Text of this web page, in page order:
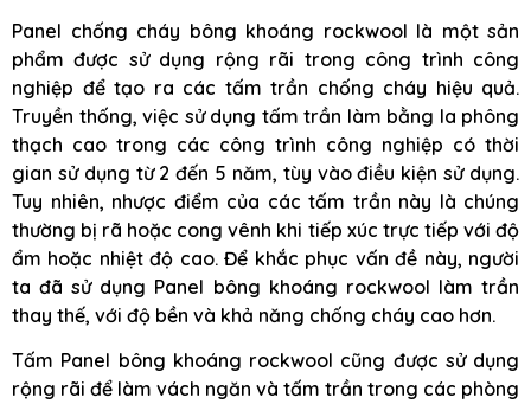
Panel chống cháy bông khoáng rockwool là một sản
phẩm được sử dụng rộng rãi trong công trình công
nghiệp để tạo ra các tấm trần chống cháy hiệu quả.
Truyền thống, việc sử dụng tấm trần làm bằng la phông
thạch cao trong các công trình công nghiệp có thời
gian sử dụng từ 2 đến 5 năm, tùy vào điều kiện sử dụng.
Tuy nhiên, nhược điểm của các tấm trần này là chúng
thường bị rã hoặc cong vênh khi tiếp xúc trực tiếp với độ
ẩm hoặc nhiệt độ cao. Để khắc phục vấn đề này, người
ta đã sử dụng Panel bông khoáng rockwool làm trần
thay thế, với độ bền và khả năng chống cháy cao hơn.
Tấm Panel bông khoáng rockwool cũng được sử dụng
rộng rãi để làm vách ngăn và tấm trần trong các phòng